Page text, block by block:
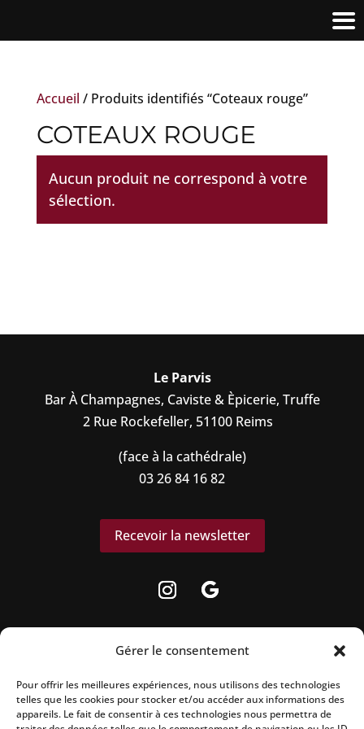
Gérer le consentement
Pour offrir les meilleures expériences, nous utilisons des technologies
telles que les cookies pour stocker et/ou accéder aux informations des
appareils. Le fait de consentir à ces technologies nous permettra de
Accueil / Produits identifiés “Coteaux rouge”
COTEAUX ROUGE
Aucun produit ne correspond à votre
sélection.
Le Parvis
Bar À Champagnes, Caviste & Èpicerie, Truffe
2 Rue Rockefeller, 51100 Reims
(face à la cathédrale)
03 26 84 16 82
Recevoir la newsletter
La vente d’alcool est strictement interdite
aux mineurs.